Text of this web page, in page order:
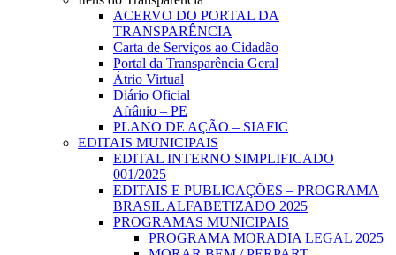
ACERVO DO PORTAL DA
TRANSPARÊNCIA
Carta de Serviços ao Cidadão
Portal da Transparência Geral
Átrio Virtual
Diário Oficial
Afrânio – PE
PLANO DE AÇÃO – SIAFIC
EDITAIS MUNICIPAIS
EDITAL INTERNO SIMPLIFICADO
001/2025
EDITAIS E PUBLICAÇÕES – PROGRAMA
BRASIL ALFABETIZADO 2025
PROGRAMAS MUNICIPAIS
PROGRAMA MORADIA LEGAL 2025